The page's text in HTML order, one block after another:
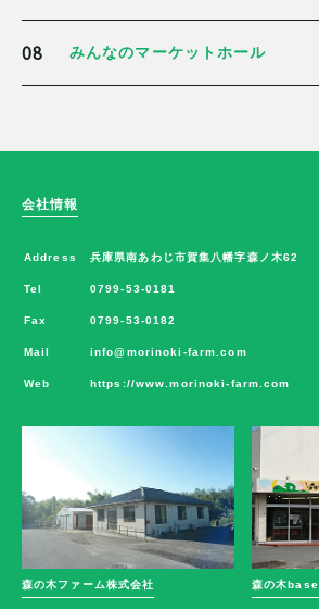
08 みんなのマーケットホール
会社情報
Address 兵庫県南あわじ市賀集八幡字森ノ木62
Tel 0799-53-0181
Fax 0799-53-0182
Mail info@morinoki-farm.com
Web https://www.morinoki-farm.com
森の木ファーム株式会社 森の木base